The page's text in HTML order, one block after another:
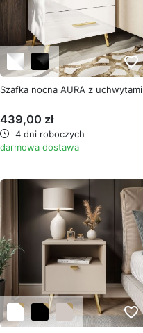
favorite_border
Szafka nocna AURA z uchwytami
439,00 zł
4 dni roboczych
darmowa dostawa
favorite_border